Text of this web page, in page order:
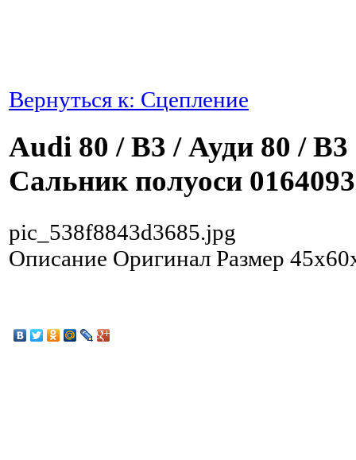
Вернуться к: Сцепление
Audi 80 / B3 / Ауди 80 / B3
Сальник полуоси
pic_538f8843d3685.jpg
Описание Оригинал Размер